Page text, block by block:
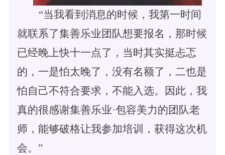
“当我看到消息的时候，我第一时间
就联系了集善乐业团队想要报名，那时候
已经晚上快十一点了，当时其实挺忐忑
的，一是怕太晚了，没有名额了，二也是
怕自己不符合要求，不能入选。因此，我
真的很感谢集善乐业·包容美力的团队老
师，能够破格让我参加培训，获得这次机
会。”